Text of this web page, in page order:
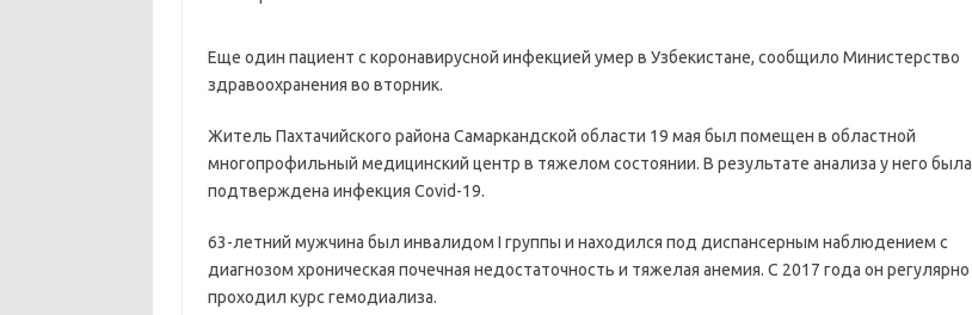
Еще один пациент с коронавирусной инфекцией умер в Узбекистане, сообщило Министерство
здравоохранения во вторник.
Житель Пахтачийского района Самаркандской области 19 мая был помещен в областной
многопрофильный медицинский центр в тяжелом состоянии. В результате анализа у него была
подтверждена инфекция Covid-19.
63-летний мужчина был инвалидом I группы и находился под диспансерным наблюдением с
диагнозом хроническая почечная недостаточность и тяжелая анемия. С 2017 года он регулярно
проходил курс гемодиализа.